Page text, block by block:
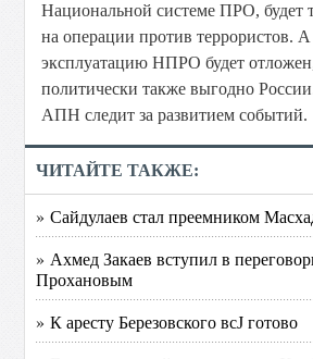
Национальной системе ПРО, будет
на операции против террористов. А
эксплуатацию НПРО будет
политически также выгодно
АПН следит за развитием событий.
ЧИТАЙТЕ ТАКЖЕ:
» Сайдулаев стал преемником
» Ахмед Закаев вступил в
Прохановым
» К аресту Березовского всЈ готово